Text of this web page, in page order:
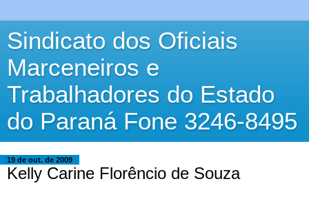
Sindicato dos Oficiais
Marceneiros e
Trabalhadores do Estado
do Paraná Fone 3246-8495
19 de out. de 2009
Kelly Carine Florêncio de Souza